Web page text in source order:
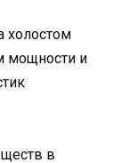
холостом
мощности и
в